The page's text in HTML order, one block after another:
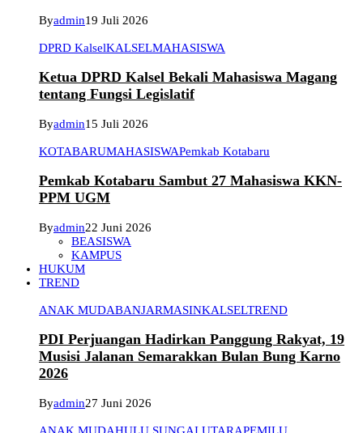
Byadmin19 Juli 2026
DPRD KalselKALSELMAHASISWA
Ketua DPRD Kalsel Bekali Mahasiswa Magang
tentang Fungsi Legislatif
Byadmin15 Juli 2026
KOTABARUMAHASISWAPemkab Kotabaru
Pemkab Kotabaru Sambut 27 Mahasiswa KKN-
PPM UGM
Byadmin22 Juni 2026
BEASISWA
KAMPUS
HUKUM
TREND
ANAK MUDABANJARMASINKALSELTREND
PDI Perjuangan Hadirkan Panggung Rakyat, 19
Musisi Jalanan Semarakkan Bulan Bung Karno
2026
Byadmin27 Juni 2026